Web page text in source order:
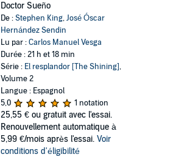
Doctor Sueño
De :Stephen King,José Óscar
Hernández Sendin
Lu par :Carlos Manuel Vesga
Durée : 21 h et 18 min
Série : El resplandor [The Shining],
Volume 2
Langue : Espagnol
5,0
1 notation
25,55 € ou gratuit avec l'essai.
Renouvellement automatique à
5,99 €/mois après l'essai. Voir
conditions d'éligibilité